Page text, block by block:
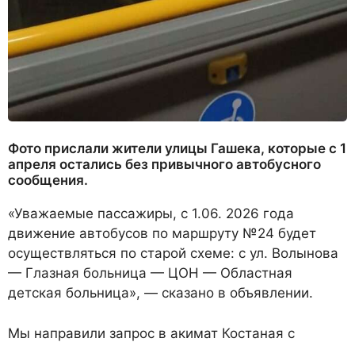
Фото прислали жители улицы Гашека, которые с 1
апреля остались без привычного автобусного
сообщения.
«Уважаемые пассажиры, с 1.06. 2026 года
движение автобусов по маршруту №24 будет
осуществляться по старой схеме: с ул. Волынова
— Глазная больница — ЦОН — Областная
детская больница», — сказано в объявлении.
Мы направили запрос в акимат Костаная с